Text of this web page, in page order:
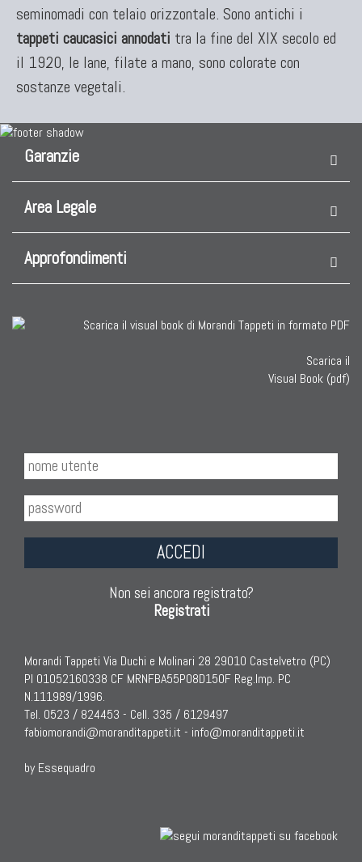
seminomadi con telaio orizzontale. Sono antichi i
tappeti caucasici annodati tra la fine del XIX secolo ed
il 1920, le lane, filate a mano, sono colorate con
sostanze vegetali.
Garanzie
Area Legale
Approfondimenti
Scarica il
Visual Book (pdf)
ACCEDI
Non sei ancora registrato?
Registrati
Morandi Tappeti Via Duchi e Molinari 28 29010 Castelvetro (PC)
PI 01052160338 CF MRNFBA55P08D150F Reg.Imp. PC
N.111989/1996.
Tel. 0523 / 824453 - Cell. 335 / 6129497
fabiomorandi@moranditappeti.it - info@moranditappeti.it
by Essequadro